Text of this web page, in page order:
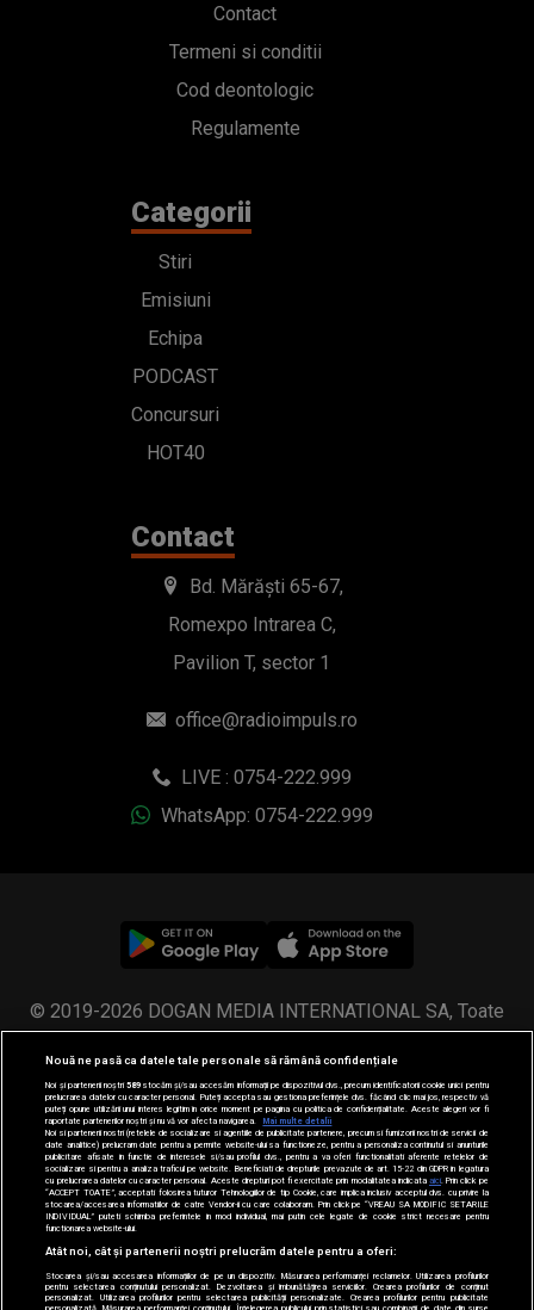
Contact
Termeni si conditii
Cod deontologic
Regulamente
Categorii
Stiri
Emisiuni
Echipa
PODCAST
Concursuri
HOT40
Contact
Bd. Mărăști 65-67,
Romexpo Intrarea C,
Pavilion T, sector 1
office@radioimpuls.ro
LIVE : 0754-222.999
WhatsApp: 0754-222.999
© 2019-2026 DOGAN MEDIA INTERNATIONAL SA, Toate
drepturile rezervate.
Nouă ne pasă ca datele tale personale să rămână confidențiale
Noi și partenerii noștri589stocăm și/sau accesăm informații pe dispozitivul dvs., precum identificatorii cookie unici pentru
prelucrarea datelor cu caracter personal. Puteți accepta sau gestiona preferințele dvs. făcând clic mai jos, respectiv vă
puteți opune utilizării unui interes legitim în orice moment pe pagina cu politica de confidențialitate. Aceste alegeri vor fi
raportate partenerilor noștri și nu vă vor afecta navigarea.
Mai multe detalii
Noi si partenerii nostri (retelele de socializare si agentiile de publicitate partenere, precum si furnizorii nostri de servicii de
date analitice) prelucram date pentru a permite website-ului sa functioneze, pentru a personaliza continutul si anunturile
publicitare afisate in functie de interesele si/sau profilul dvs., pentru a va oferi functionalitati aferente retelelor de
socializare si pentru a analiza traficul pe website. Beneficiati de drepturile prevazute de art. 15-22 din GDPR in legatura
cu prelucrarea datelor cu caracter personal. Aceste drepturi pot fi exercitate prin modalitatea indicataaici . Prin click pe
“ACCEPT TOATE”, acceptati folosirea tuturor Tehnologiilor de tip Cookie, care implica inclusiv acceptul dvs. cu privire la
stocarea/accesarea informatiilor de catre Vendor-ii cu care colaboram. Prin click pe “VREAU SA MODIFIC SETARILE
INDIVIDUAL” puteti schimba preferintele in mod individual, mai putin cele legate de cookie strict necesare pentru
functionarea website-ului.
Atât noi, cât și partenerii noștri prelucrăm datele pentru a oferi:
Stocarea și/sau accesarea informațiilor de pe un dispozitiv. Măsurarea performanței reclamelor. Utilizarea profilurilor
pentru selectarea conținutului personalizat. Dezvoltarea și îmbunătățirea serviciilor. Crearea profilurilor de conținut
personalizat. Utilizarea profilurilor pentru selectarea publicității personalizate. Crearea profilurilor pentru publicitate